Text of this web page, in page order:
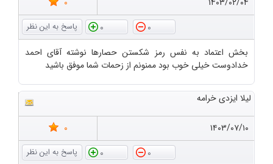
0
0
بخش اعتماد به نفس رمز شکستن حصارها نوشته آقای احمد
خدادوست خیلی خوب بود ممنونم از زحمات شما موفق باشید
لیلا ایزدی خرامه
۱۴۰۳/۰۷/۱۰
0
0
0